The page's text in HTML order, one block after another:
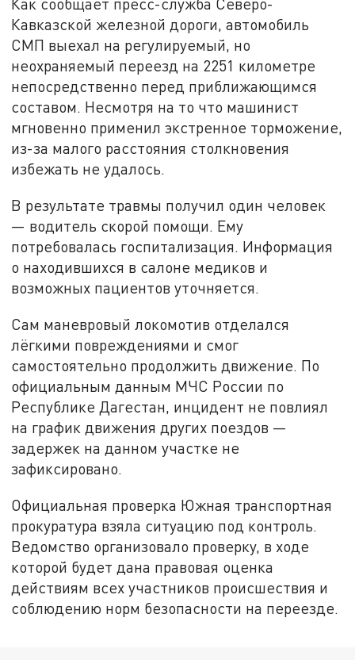
Как сообщает пресс-служба Северо-
Кавказской железной дороги, автомобиль
СМП выехал на регулируемый, но
неохраняемый переезд на 2251 километре
непосредственно перед приближающимся
составом. Несмотря на то что машинист
мгновенно применил экстренное торможение,
из-за малого расстояния столкновения
избежать не удалось.
В результате травмы получил один человек
— водитель скорой помощи. Ему
потребовалась госпитализация. Информация
о находившихся в салоне медиков и
возможных пациентов уточняется.
Сам маневровый локомотив отделался
лёгкими повреждениями и смог
самостоятельно продолжить движение. По
официальным данным МЧС России по
Республике Дагестан, инцидент не повлиял
на график движения других поездов —
задержек на данном участке не
зафиксировано.
Официальная проверка Южная транспортная
прокуратура взяла ситуацию под контроль.
Ведомство организовало проверку, в ходе
которой будет дана правовая оценка
действиям всех участников происшествия и
соблюдению норм безопасности на переезде.